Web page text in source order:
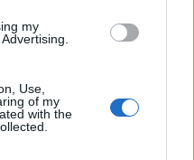
my
Use,
of my
with the